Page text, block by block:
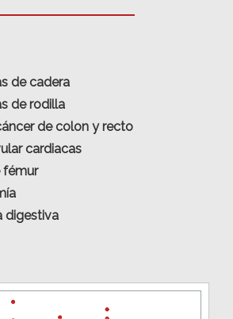
de cadera
de rodilla
de colon y recto
cardiacas
fémur
digestiva